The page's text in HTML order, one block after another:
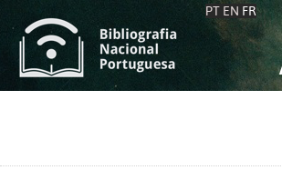
PT EN FR